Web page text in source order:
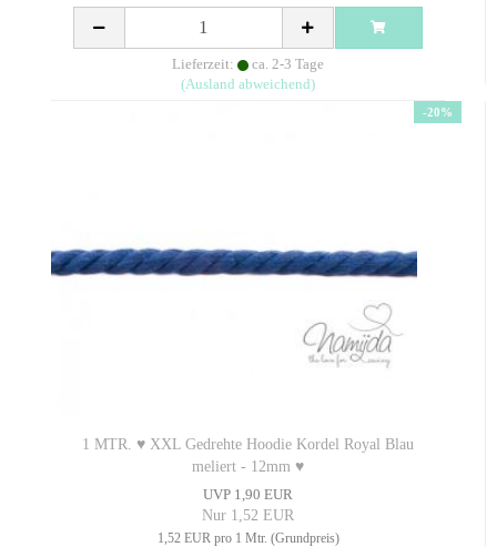
Lieferzeit:
ca. 2-3 Tage
(Ausland abweichend)
-20%
1 MTR. ♥ XXL Gedrehte Hoodie Kordel Royal Blau
meliert - 12mm ♥
UVP 1,90 EUR
Nur 1,52 EUR
1,52 EUR pro 1 Mtr. (Grundpreis)